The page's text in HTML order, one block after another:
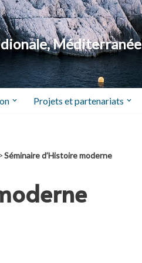
Méditerranée
Projets et partenariats
Séminaire d’Histoire moderne